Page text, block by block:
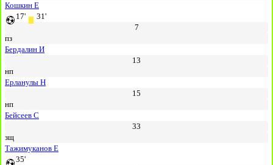
Кошкин Е
17'
31'
7
пз
Бердалин И
13
нп
Ерланулы Н
15
нп
Бейсеев С
33
зщ
Тажимуканов Е
35'